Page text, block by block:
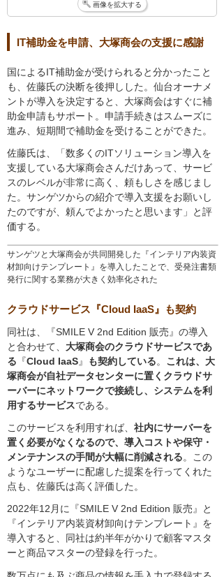
画像を拡大する
IT補助金を申請、大塚商会の支援に感謝
サンゲツと大塚商会が共同開発した『インテリア内装資
材卸向けテンプレート』を導入したことで、受発注書類
発行に関する業務が大きく効率化された
国によるIT補助金が受けられると分かったこと
も、佐藤氏の決断を後押しした。仙台オーナメ
ントが導入を決定すると、大塚商会はすぐに補
助金申請もサポート。申請手続きはスムーズに
進み、短期間で補助金を受けることができた。
佐藤氏は、「数多くのITソリューション導入を
支援している大塚商会さんだけあって、サービ
スのレベルが非常に高く、頼もしさを感じまし
た。サンゲツからの紹介で導入支援をお願いし
たのですが、頼んでよかったと思います」と評
価する。
クラウドサービス『Cloud IaaS』も契約
同社は、『SMILE V 2nd Edition 販売』の導入
と合わせて、 大塚商会のクラウドサービスであ
る 『Cloud IaaS』 も契約している。 これは、大
塚商会が自社データセンターに置くクラウドサ
ーバーにネットワークで接続し、システムを利
用するサービスである。
このサービスを利用すれば、 社内にサーバーを
置く必要がなくなるので、導入コストや保守・
メンテナンスの手間が大幅に削減される。この
ようなユーザーに配慮した提案を行ってくれた
点も、佐藤氏は高く評価した。
2022年12月に『SMILE V 2nd Edition 販売』と
『インテリア内装資材卸向けテンプレート』を
導入すると、同社は約半年がかりで顧客マスタ
ーと商品マスターの登録を行った。